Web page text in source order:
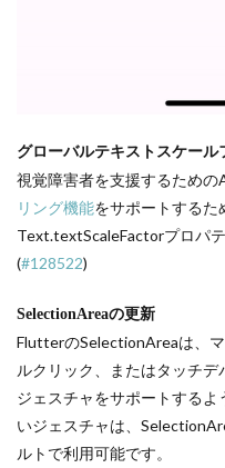
グローバルテキストスケール
視覚障害者を支援するための
リング機能をサポートするた
Text.textScaleFactorプロパ
(#128522)
SelectionAreaの更新
FlutterのSelectionAreaは、
ルクリック、またはタッチ
ジェスチャをサポートする
いジェスチャは、
ルトで利用可能です。